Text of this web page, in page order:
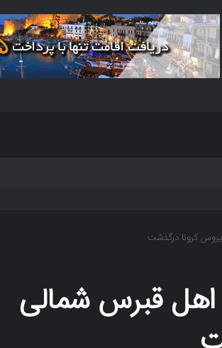
کرونا درگذشت
اهل قبرس شمالی